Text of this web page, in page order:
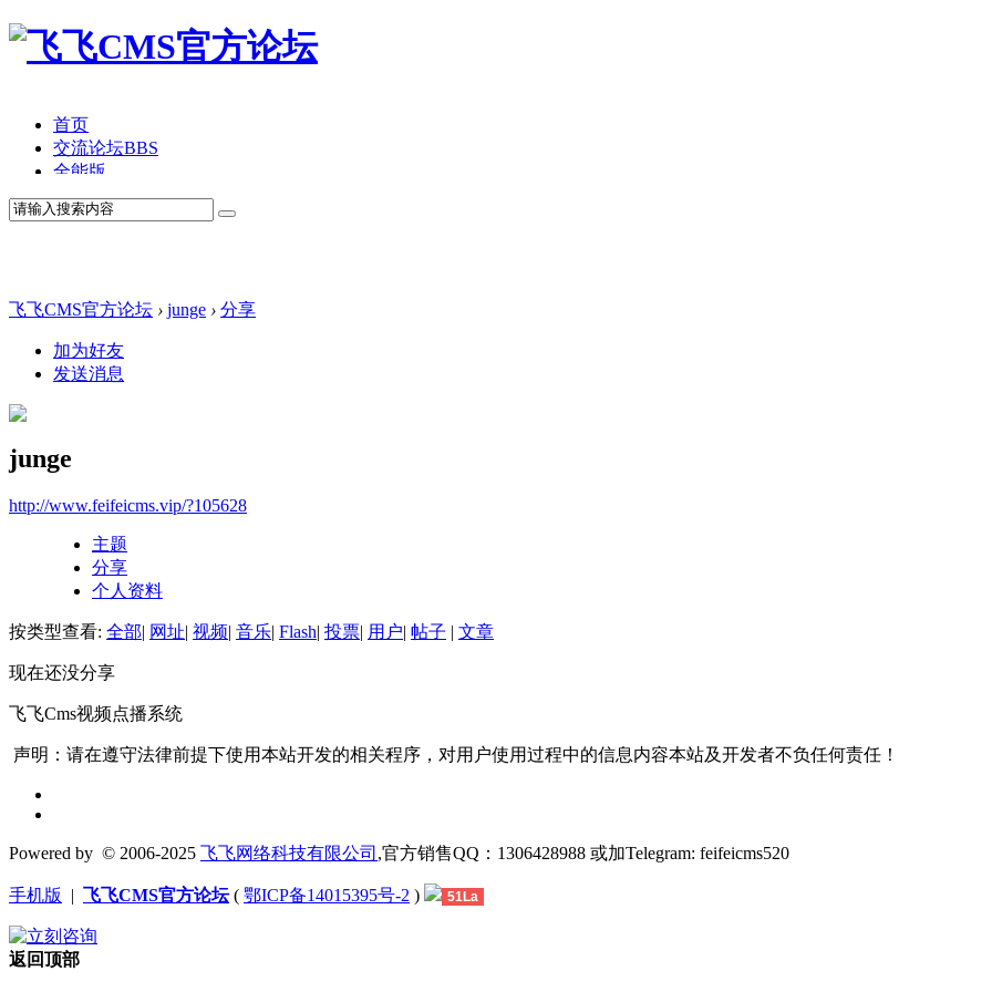
首页
交流论坛BBS
全能版
TV版
产品价格
飞飞CMS官方论坛 › junge › 分享
加为好友
发送消息
junge
http://www.feifeicms.vip/?105628
主题
分享
个人资料
按类型查看: 全部| 网址| 视频| 音乐| Flash| 投票| 用户| 帖子 | 文章
现在还没分享
飞飞Cms视频点播系统
声明：请在遵守法律前提下使用本站开发的相关程序，对用户使用过程中的信息内容本站及开发者不负任何责任！
Powered by © 2006-2025 飞飞网络科技有限公司 ,官方销售QQ：1306428988 或加Telegram: feifeicms520
手机版 | 飞飞CMS官方论坛( 鄂ICP备14015395号-2 ) 51La
返回顶部